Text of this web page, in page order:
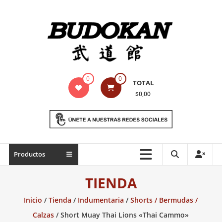
Indumentaria
marciales
Todo
necesario
0 0 TOTAL
$0,00
Productos
TIENDA
Inicio /Tienda / Indumentaria /Shorts / Bermudas /
Calzas / Short Muay Thai Lions «Thai Cammo»